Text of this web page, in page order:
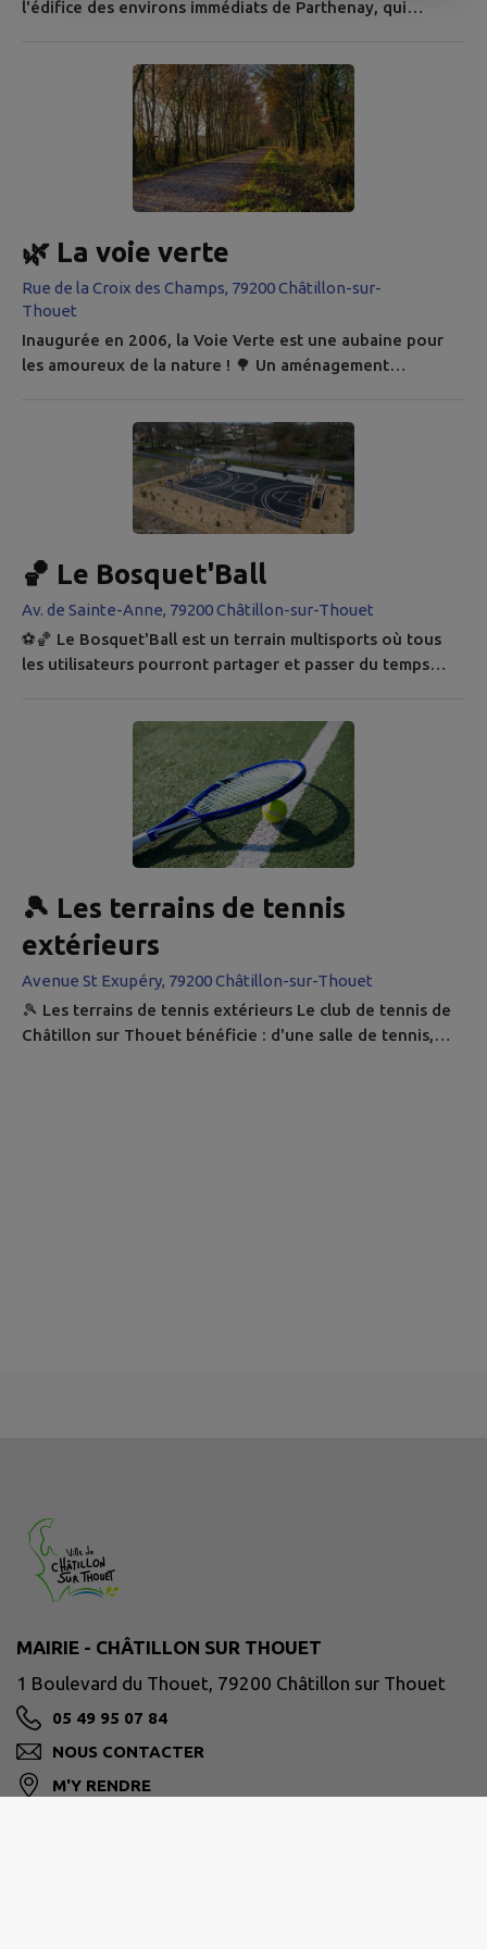
l'édifice des environs immédiats de Parthenay, qui
remontant aux environs de l'an mille. Il s'agit d'un
bâtiment rectangulaire séparé dans sa longueur en trois
parties par des piliers supportant de grandes arcades. Les
🌿 La voie verte
Rue de la Croix des Champs, 79200 Châtillon-sur-
Thouet
Inaugurée en 2006, la Voie Verte est une aubaine pour
les amoureux de la nature ! 🌳 Un aménagement
l'ancienne ligne SNCF Parthenay-Bressuire, sur une
trentaine de kilomètres, la Voie Verte Parthenay-
Bressuire vous invite à découvrir d'anciennes gares, des
maisons de garde-barrières, des...
🏀 Le Bosquet'Ball
Av. de Sainte-Anne, 79200 Châtillon-sur-Thouet
⚽🏀 Le Bosquet'Ball est un terrain multisports où tous
les utilisateurs pourront partager et passer du temps
s'est terminé en février 2024. Les paysagistes
concepteurs La Terre Ferme ont concocté ce terrain de
sport autour duquel on imagine le futur écrin de verdure,
le Bosquet. ♻️ Une...
🎾 Les terrains de tennis
extérieurs
Avenue St Exupéry, 79200 Châtillon-sur-Thouet
🎾 Les terrains de tennis extérieurs Le club de tennis de
Châtillon sur Thouet bénéficie : d'une salle de tennis,
MAIRIE - CHÂTILLON SUR THOUET
1 Boulevard du Thouet, 79200 Châtillon sur Thouet
05 49 95 07 84
NOUS CONTACTER
M'Y RENDRE